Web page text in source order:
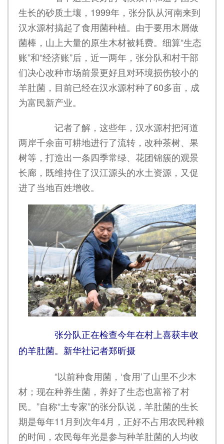
生长的砂质土壤，1999年，张分队从河南来到
汉水源村搞起了食用菌种植。由于要用木屑做
菌棒，山上大量的原生木材被耗费。细算“生态
账”和“经济账”后，近一两年，张分队和村干部
们决心改种市场前景更好且对环境损伤较小的
羊肚菌，目前已经在汉水源村种了60多亩，成
为富民新产业。
记者了解，这些年，汉水源村把河道
两岸千余亩可耕地进行了流转，改种茶树、果
树等，打造出一条四季常绿、花团锦簇的观景
长廊，既维持住了汉江源头的水土资源，又促
进了当地百姓增收。
张分队正在检查今年在村上喜获丰收
的羊肚菌。新华社记者郑昕摄
“以前种食用菌，‘食用’了山里不少木
材；现在种养生菌，养好了生态也富裕了村
民。”自称“土专家”的张分队说，羊肚菌的生长
期是每年11月到次年4月，正好不占用农民种粮
的时间，农民每年光是参与种羊肚菌的人均收